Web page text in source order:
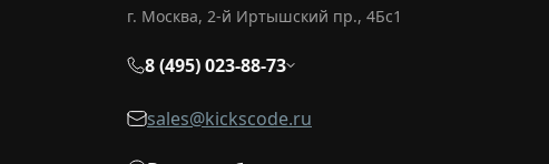
г. Москва, 2-й Иртышский пр., 4Бс1
8 (495) 023-88-73
sales@kickscode.ru